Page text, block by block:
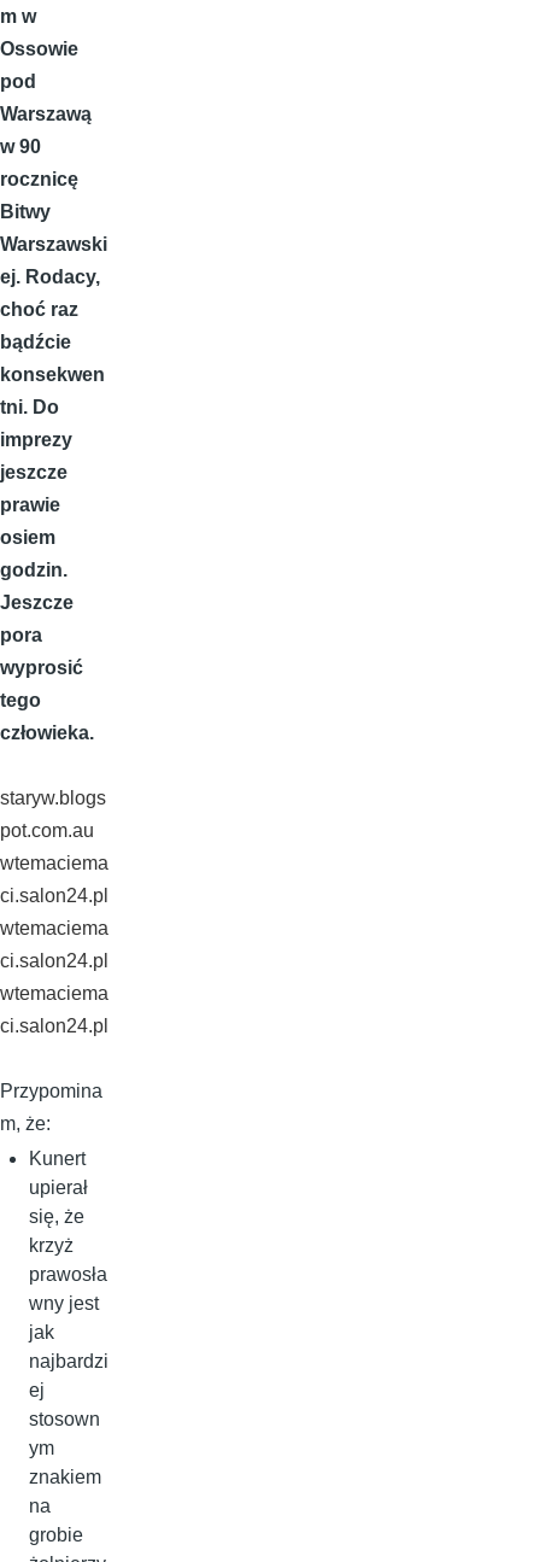
m w
Ossowie
pod
Warszawą
w 90
rocznicę
Bitwy
Warszawski
ej. Rodacy,
choć raz
bądźcie
konsekwen
tni. Do
imprezy
jeszcze
prawie
osiem
godzin.
Jeszcze
pora
wyprosić
tego
człowieka.
staryw.blogs
pot.com.au
wtemaciema
ci.salon24.pl
wtemaciema
ci.salon24.pl
wtemaciema
ci.salon24.pl
Przypomina
m, że:
Kunert
upierał
się, że
krzyż
prawosła
wny jest
jak
najbardzi
ej
stosown
ym
znakiem
na
grobie